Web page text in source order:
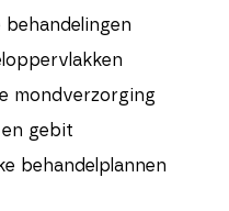
mondverzorging
gebit
behandelplannen